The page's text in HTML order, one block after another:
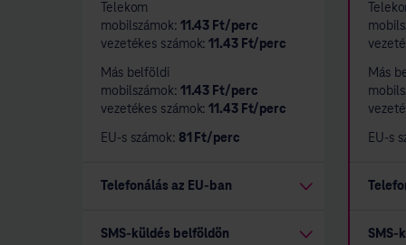
Telekom
mobilszámok: 11.43 Ft/perc
vezetékes számok:11.43Ft/perc
Más belföldi
mobilszámok: 11.43 Ft/perc
vezetékes számok:11.43Ft/perc
EU-s számok: 81 Ft/perc
Telefonálás az EU-ban
SMS-küldés belföldön
Más
EU-s
SMS-